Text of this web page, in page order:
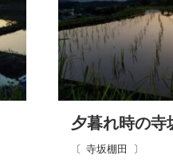
寺坂棚田
夕暮れ時の寺